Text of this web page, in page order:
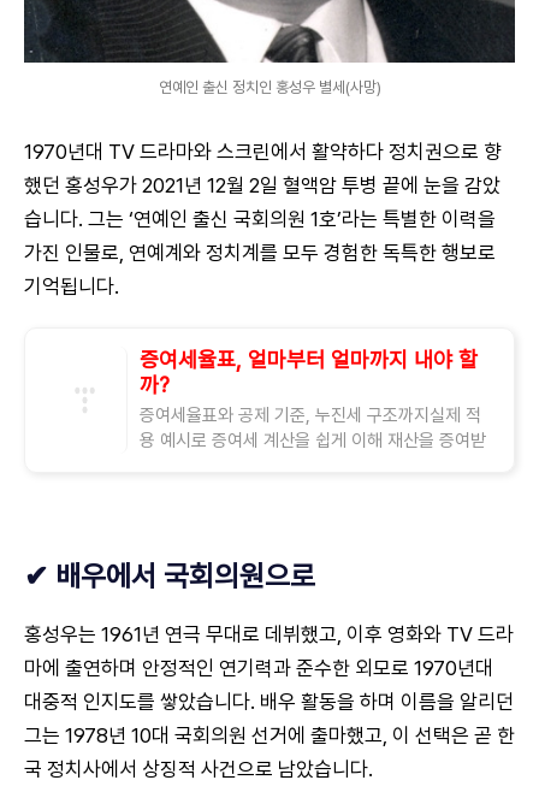
연예인 출신 정치인 홍성우 별세(사망)
1970년대 TV 드라마와 스크린에서 활약하다 정치권으로 향
했던 홍성우가 2021년 12월 2일 혈액암 투병 끝에 눈을 감았
습니다. 그는 ‘연예인 출신 국회의원 1호’라는 특별한 이력을
가진 인물로, 연예계와 정치계를 모두 경험한 독특한 행보로
기억됩니다.
증여세율표, 얼마부터 얼마까지 내야 할
까?
증여세율표와 공제 기준, 누진세 구조까지실제 적
용 예시로 증여세 계산을 쉽게 이해 재산을 증여받
✔ 배우에서 국회의원으로
홍성우는 1961년 연극 무대로 데뷔했고, 이후 영화와 TV 드라
마에 출연하며 안정적인 연기력과 준수한 외모로 1970년대
대중적 인지도를 쌓았습니다. 배우 활동을 하며 이름을 알리던
그는 1978년 10대 국회의원 선거에 출마했고, 이 선택은 곧 한
국 정치사에서 상징적 사건으로 남았습니다.